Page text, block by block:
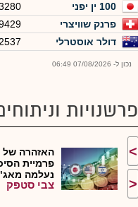
100 ין יפני
פרנק שוויצרי
דולר אוסטרלי
נכון ל- 07/08/2026 06:49
פרשנויות
>
<
האזהרה
פרמיית
נעלמה
ה...
צבי סטפק